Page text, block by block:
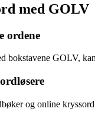
med GOLV
ordene
bokstavene GOLV,
og online